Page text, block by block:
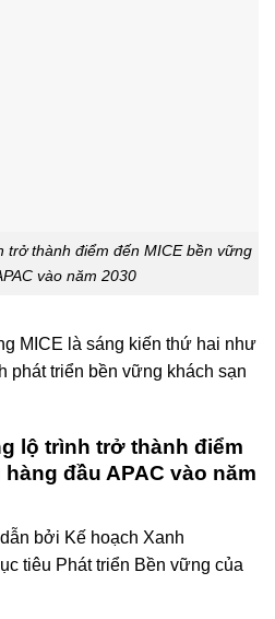
trở thành điểm đến MICE bền vững
vào năm 2030
MICE là sáng kiến thứ hai như
phát triển bền vững khách sạn
lộ trình trở thành điểm
đầu APAC vào năm
bởi Kế hoạch Xanh
tiêu Phát triển Bền vững của